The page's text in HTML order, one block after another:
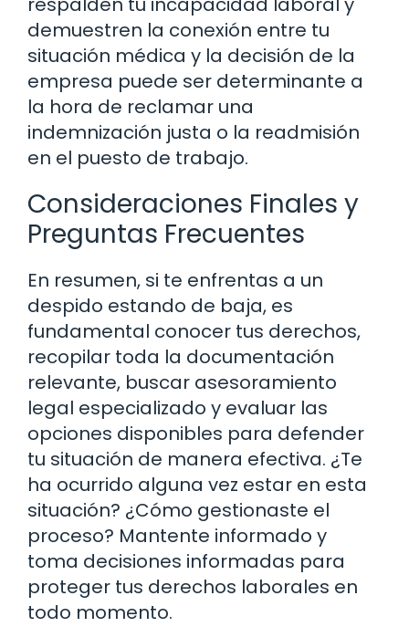
demuestren la conexión entre tu
situación médica y la decisión de la
empresa puede ser determinante a
la hora de reclamar una
indemnización justa o la readmisión
en el puesto de trabajo.
Consideraciones Finales y
Preguntas Frecuentes
En resumen, si te enfrentas a un
despido estando de baja, es
fundamental conocer tus derechos,
recopilar toda la documentación
relevante, buscar asesoramiento
legal especializado y evaluar las
opciones disponibles para defender
tu situación de manera efectiva. ¿Te
ha ocurrido alguna vez estar en esta
situación? ¿Cómo gestionaste el
proceso? Mantente informado y
toma decisiones informadas para
proteger tus derechos laborales en
todo momento.